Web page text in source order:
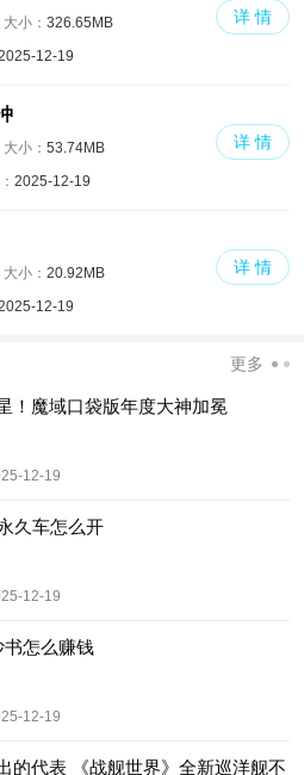
大小： 326.65MB
12-19
详 情
大小： 53.74MB
2025-12-19
详 情
大小： 20.92MB
12-19
详 情
更多
！魔域口袋版年度大神加冕
12-19
久车怎么开
12-19
书怎么赚钱
12-19
的代表 《战舰世界》全新巡洋舰不